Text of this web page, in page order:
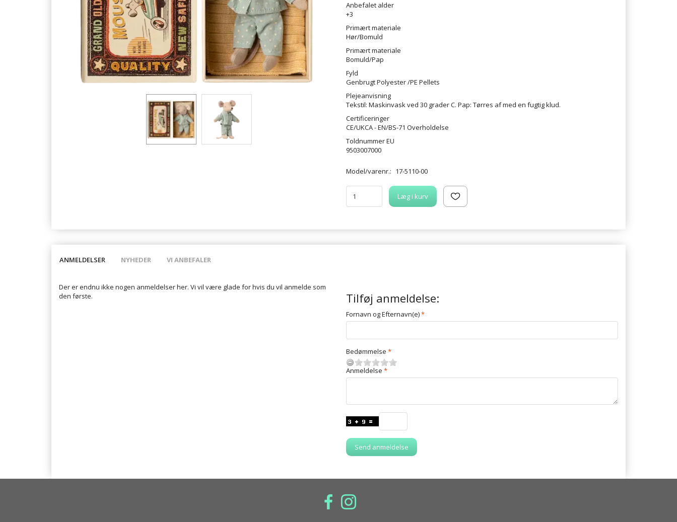
Anbefalet alder
+3
Primært materiale
Hør/Bomuld
Primært materiale
Bomuld/Pap
Fyld
Genbrugt Polyester /PE Pellets
Plejeanvisning
Tekstil: Maskinvask ved 30 grader C. Pap: Tørres af med en fugtig klud.
Certificeringer
CE/UKCA - EN/BS-71 Overholdelse
Toldnummer EU
9503007000
Model/varenr.: 17-5110-00
Læg i kurv
ANMELDELSER NYHEDER VI ANBEFALER
Der er endnu ikke nogen anmeldelser her. Vi vil være glade for hvis du vil anmelde som
den første.
Tilføj anmeldelse:
Fornavn og Efternavn(e)
Bedømmelse
Anmeldelse
Send anmeldelse